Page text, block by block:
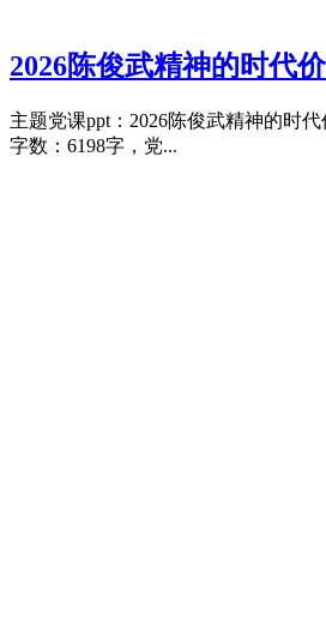
2026陈俊武精神的时代
主题党课ppt：2026陈俊武精神的时
字数：6198字，党...